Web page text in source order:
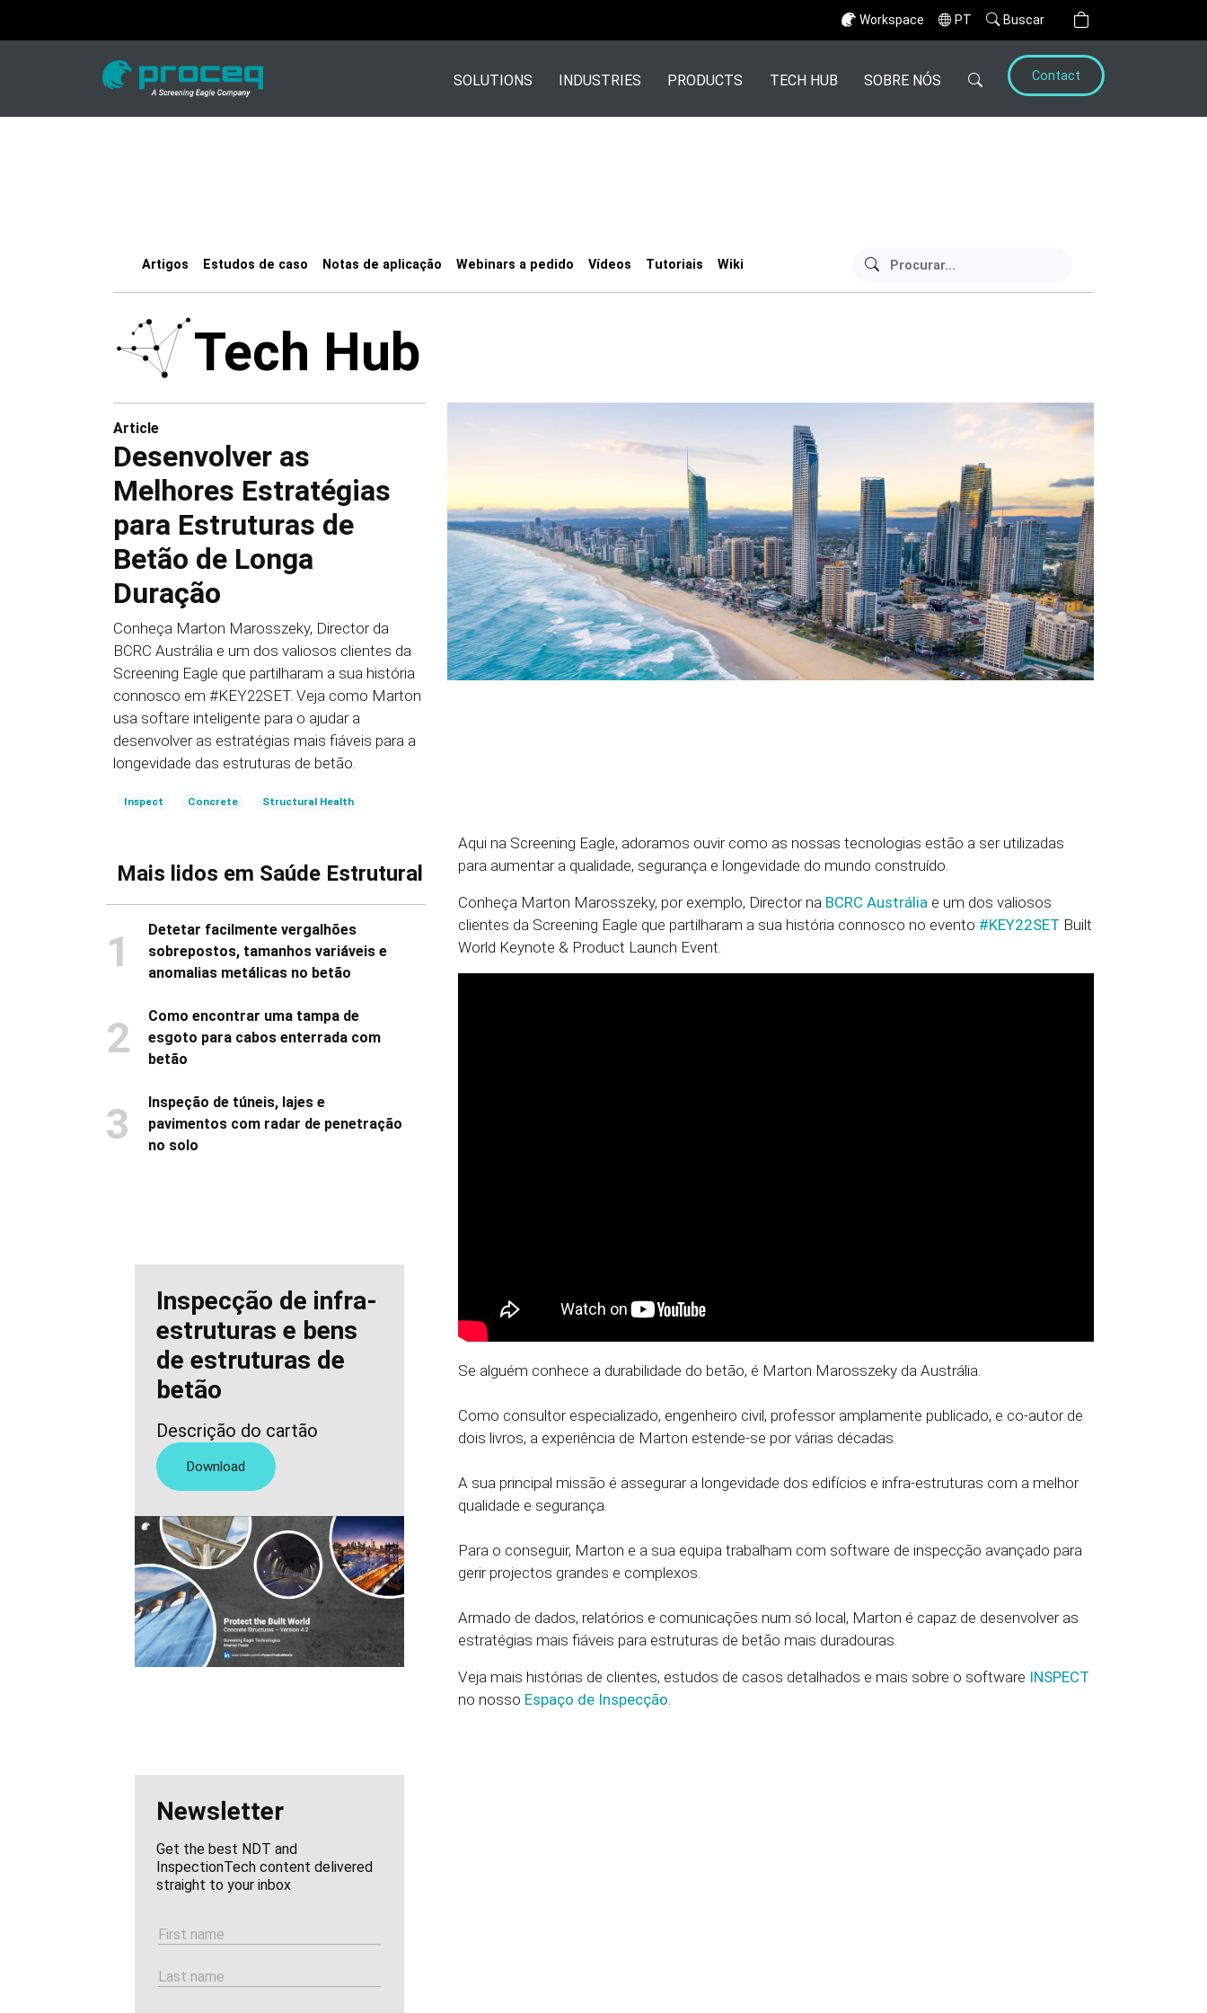
Workspace PT Buscar
SOLUTIONS INDUSTRIES PRODUCTS TECH HUB SOBRE NÓS Contact
Artigos Estudos de caso Notas de aplicação Webinars a pedido Vídeos Tutoriais Wiki
Tech Hub
Article
Desenvolver as
Melhores Estratégias
para Estruturas de
Betão de Longa
Duração
Conheça Marton Marosszeky, Director da
BCRC Austrália e um dos valiosos clientes da
Screening Eagle que partilharam a sua história
connosco em #KEY22SET. Veja como Marton
usa softare inteligente para o ajudar a
desenvolver as estratégias mais fiáveis para a
longevidade das estruturas de betão.
Inspect Concrete Structural Health
Mais lidos em Saúde Estrutural
1
Detetar facilmente vergalhões
sobrepostos, tamanhos variáveis e
anomalias metálicas no betão
2
Como encontrar uma tampa de
esgoto para cabos enterrada com
betão
3
Inspeção de túneis, lajes e
pavimentos com radar de penetração
no solo
Inspecção de infra-
estruturas e bens
de estruturas de
betão
Descrição do cartão
Download
Newsletter
Get the best NDT and
InspectionTech content delivered
straight to your inbox
Aqui na Screening Eagle, adoramos ouvir como as nossas tecnologias estão a ser utilizadas
para aumentar a qualidade, segurança e longevidade do mundo construído.
Conheça Marton Marosszeky, por exemplo, Director na BCRC Austrália e um dos valiosos
clientes da Screening Eagle que partilharam a sua história connosco no evento #KEY22SET Built
World Keynote & Product Launch Event.
Se alguém conhece a durabilidade do betão, é Marton Marosszeky da Austrália.
Como consultor especializado, engenheiro civil, professor amplamente publicado, e co-autor de
dois livros, a experiência de Marton estende-se por várias décadas.
A sua principal missão é assegurar a longevidade dos edifícios e infra-estruturas com a melhor
qualidade e segurança.
Para o conseguir, Marton e a sua equipa trabalham com software de inspecção avançado para
gerir projectos grandes e complexos.
Armado de dados, relatórios e comunicações num só local, Marton é capaz de desenvolver as
estratégias mais fiáveis para estruturas de betão mais duradouras.
Veja mais histórias de clientes, estudos de casos detalhados e mais sobre o software INSPECT
no nosso Espaço de Inspecção.